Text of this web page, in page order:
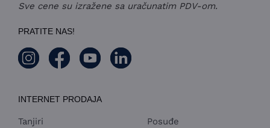
Sve cene su izražene sa uračunatim PDV-om.
PRATITE NAS!
INTERNET PRODAJA
Tanjiri
Posuđe